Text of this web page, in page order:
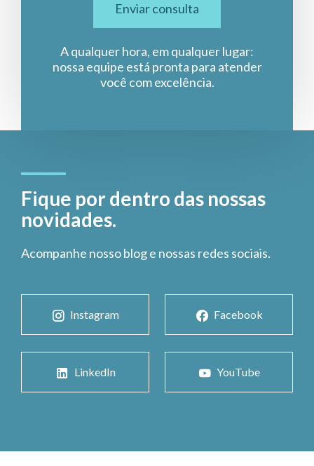
Enviar consulta
A qualquer hora, em qualquer lugar:
nossa equipe está pronta para atender
você com excelência.
Fique por dentro das nossas
novidades.
Acompanhe nosso blog e nossas redes sociais.
Instagram Facebook
LinkedIn YouTube